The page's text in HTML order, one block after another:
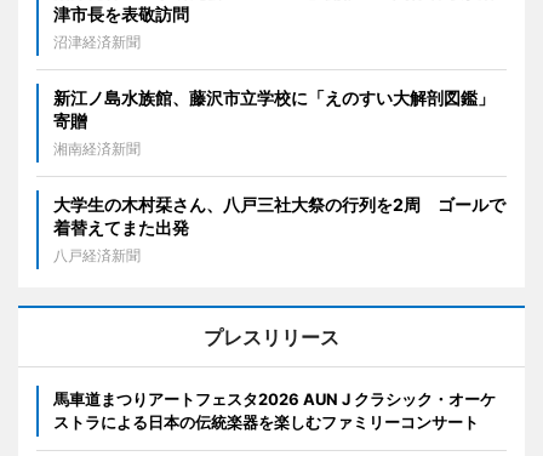
津市長を表敬訪問
沼津経済新聞
新江ノ島水族館、藤沢市立学校に「えのすい大解剖図鑑」
寄贈
湘南経済新聞
大学生の木村栞さん、八戸三社大祭の行列を2周 ゴールで
着替えてまた出発
八戸経済新聞
プレスリリース
馬車道まつりアートフェスタ2026 AUN J クラシック・オーケ
ストラによる日本の伝統楽器を楽しむファミリーコンサート